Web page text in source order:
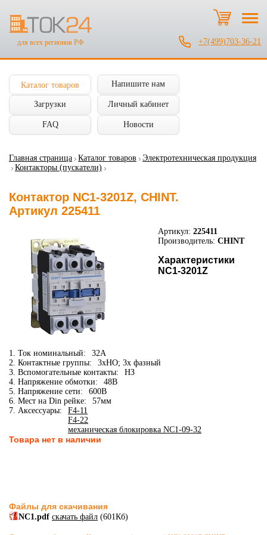
для всех регионов РФ +7(499)703-36-21
Каталог товаров Напишите нам
Загрузки Личный кабинет
FAQ Новости
Главная страница Каталог товаров
Электротехническая продукция
Контакторы (пускатели)
Контактор NC1-3201Z, CHINT.
Артикул 225411
Артикул: 225411
Производитель: CHINT
Характеристики
NC1-3201Z
1. Ток номинальный:
32А
2. Контактные группы:
3xНО; 3х фазный
3. Вспомогательные контакты:
НЗ
4. Напряжение обмотки:
48В
5. Напряжение сети:
600В
6. Мест на Din рейке:
57мм
7. Аксессуары:
F4-11
F4-22
механическая блокировка NC1-09-32
Товара нет в наличии
Файлы для скачивания
NC1.pdf скачать файл (601Кб)